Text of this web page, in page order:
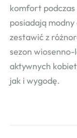
komfort podczas
posiadają
zestawić z
sezon
aktywnych
jak i wygodę.